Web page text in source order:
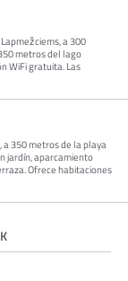
a 300
metros del lago
WiFi gratuita. Las
a 350 metros de la playa
jardín, aparcamiento
Ofrece habitaciones